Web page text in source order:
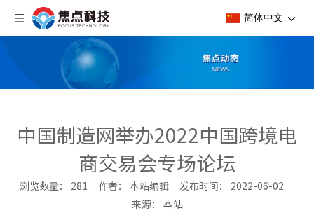
简体中文
中国制造网举办2022中国跨境电
商交易会专场论坛
浏览数量： 281 作者： 本站编辑 发布时间： 2022-06-02
来源： 本站